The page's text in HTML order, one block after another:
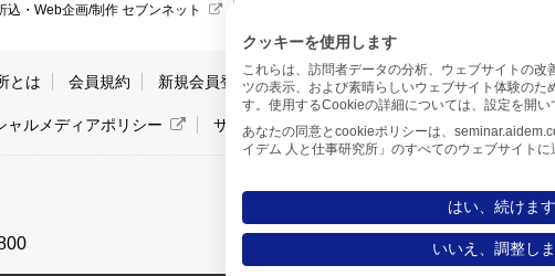
込・Web企画/制作 セブンネット
とは 会員規約 新規会員登録 サイトのご利用について
ャルメディアポリシー サイトマップ
クッキーを使用します
これらは、訪問者データの分析、ウェブサイトの改
ツの表示、および素晴らしいウェブサイト体験のた
す。使用するCookieの詳細については、設定を開い
あなたの同意とcookieポリシーは、
イデム 人と仕事研究所」のすべてのウェブサイトに
はい、続けます
いいえ、調整し